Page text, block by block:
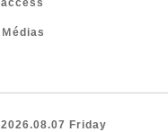
access
Ｍédias
2026.08.07 Friday